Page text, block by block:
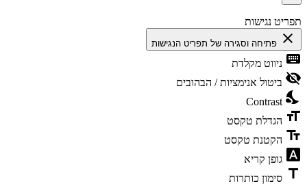
נגישות
פתיחה וסגירה של תפריט הנגישות
ניווט מקלדת
ביטול אנימציות / הבהובים
Contrast
הגדלת טקסט
הקטנת טקסט
גופן קריא
סימון כותרות